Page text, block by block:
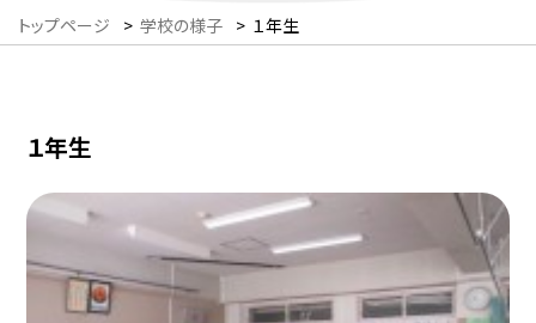
トップページ > 学校の様子 > １年生
１年生